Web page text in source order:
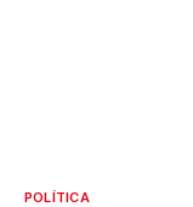
POLÍTICA